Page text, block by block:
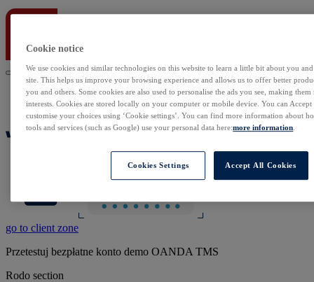
go to client zone
Przetestuj bezpłatne konto demo OANDA TMS
Rodo section
Cookie notice
We use cookies and similar technologies on this website to learn a little bit about you
site. This helps us improve your browsing experience and allows us to offer better
you and others. Some cookies are also used to personalise the ads you see, making
interests. Cookies are stored locally on your computer or mobile device. You can
customise your choices using ‘Cookie settings’. You can find more information about
tools and services (such as Google) use your personal data here:more information
Cookies Settings Accept All Cookies